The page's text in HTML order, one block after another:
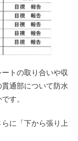
トの取り合いや収
通部について防水
す。
に「下から張り上